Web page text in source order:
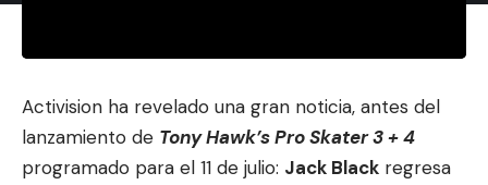
Activision ha revelado una gran noticia, antes del
lanzamiento de Tony Hawk’s Pro Skater 3 + 4
programado para el 11 de julio: Jack Black regresa